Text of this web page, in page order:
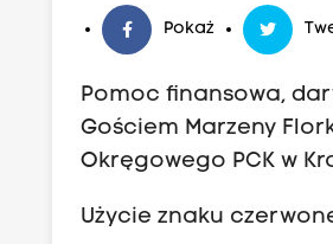
Pokaż
Pomoc finansowa,
Gościem Marzeny
Okręgowego PCK w
Użycie znaku